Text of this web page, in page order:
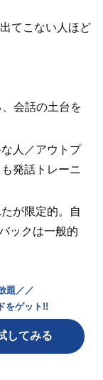
てこない人ほど
会話の土台を
人／アウトプ
発話トレーニ
が限定的。自
ックは一般的
題／／
をゲット!!
してみる